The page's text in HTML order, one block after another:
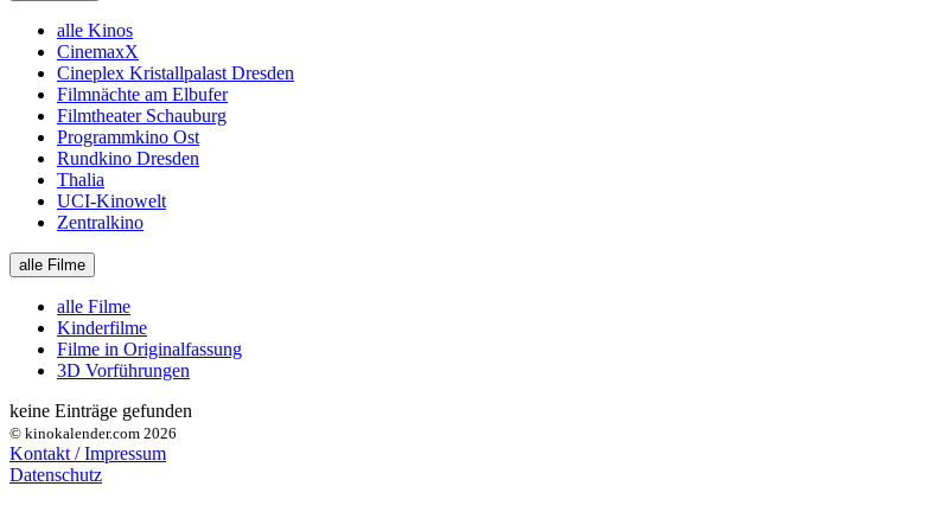
alle Kinos
CinemaxX
Cineplex Kristallpalast Dresden
Filmnächte am Elbufer
Filmtheater Schauburg
Programmkino Ost
Rundkino Dresden
Thalia
UCI-Kinowelt
Zentralkino
alle Filme
alle Filme
Kinderfilme
Filme in Originalfassung
3D Vorführungen
keine Einträge gefunden
© kinokalender.com 2026
Kontakt / Impressum
Datenschutz